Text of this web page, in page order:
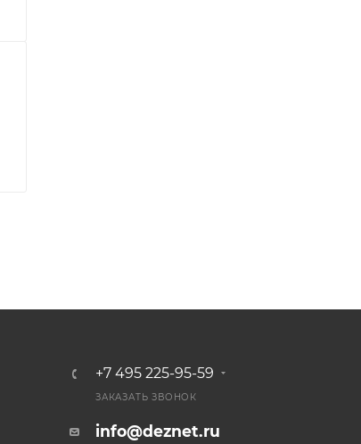
+7 495 225-95-59
ЗАКАЗАТЬ ЗВОНОК
info@deznet.ru